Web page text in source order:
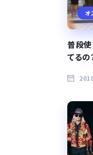
オ
普段使
てるの